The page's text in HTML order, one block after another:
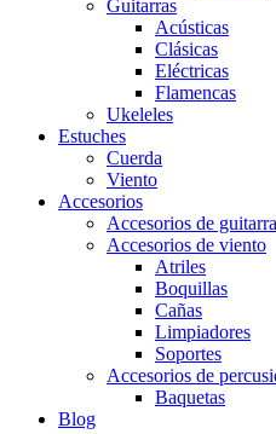
Guitarras
Acústicas
Clásicas
Eléctricas
Flamencas
Ukeleles
Estuches
Cuerda
Viento
Accesorios
Accesorios de guitarra
Accesorios de viento
Atriles
Boquillas
Cañas
Limpiadores
Soportes
Accesorios de
Baquetas
Blog